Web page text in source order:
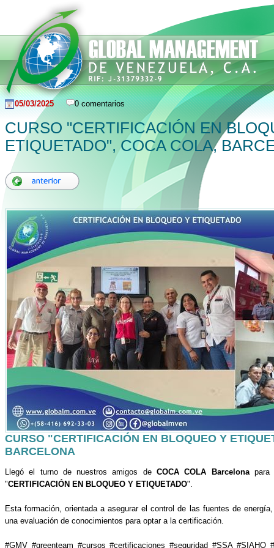
05/03/2025 0 comentarios
CURSO "CERTIFICACIÓN EN
ETIQUETADO", COCA COLA,
CURSO "CERTIFICACIÓN EN BLOQUEO Y
BARCELONA
Llegó el turno de nuestros amigos deCOCA COLA Barcelonapara
"CERTIFICACIÓN EN BLOQUEO Y ETIQUETADO".
Esta formación, orientada a asegurar el control de las fuentes de
una evaluación de conocimientos para optar a la certificación.
#GMV #greenteam #cursos #certificaciones #seguridad #SSA #SIAHO